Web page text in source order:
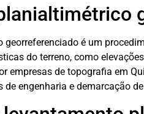
é um
do terreno, como
empresas de topografia em
engenharia e demarcação